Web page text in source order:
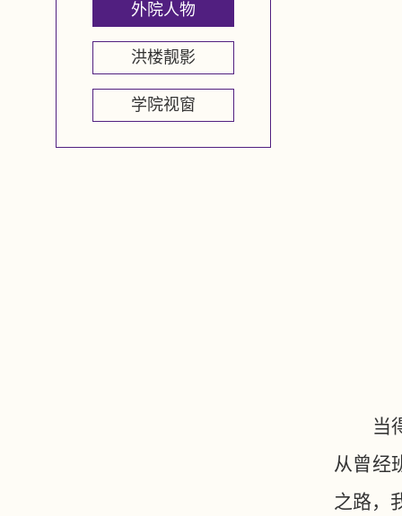
外院人物
洪楼靓影
学院视窗
当
从曾经
之路，